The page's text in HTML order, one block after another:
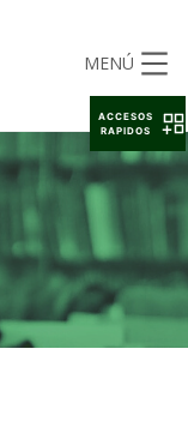
MENÚ
ACCESOS
RAPIDOS